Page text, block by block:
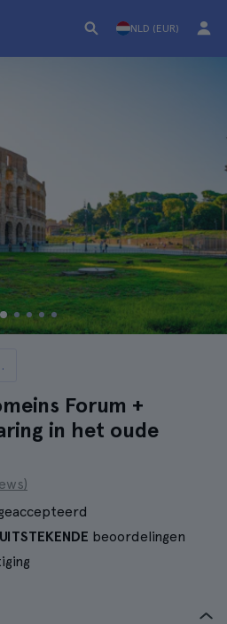
NLD (EUR)
in Rome
Forum +
in het oude
UITSTEKENDE beoordelingen